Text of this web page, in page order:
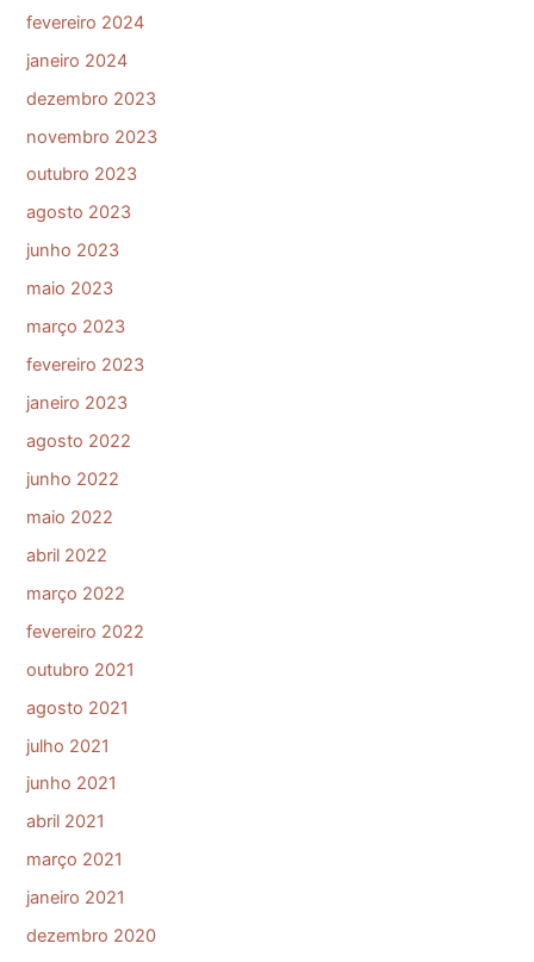
fevereiro 2024
janeiro 2024
dezembro 2023
novembro 2023
outubro 2023
agosto 2023
junho 2023
maio 2023
março 2023
fevereiro 2023
janeiro 2023
agosto 2022
junho 2022
maio 2022
abril 2022
março 2022
fevereiro 2022
outubro 2021
agosto 2021
julho 2021
junho 2021
abril 2021
março 2021
janeiro 2021
dezembro 2020